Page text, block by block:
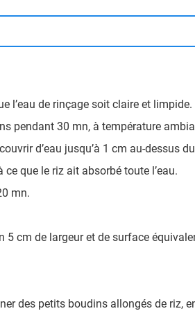
l’eau de rinçage soit claire et limpide.
pendant 30 mn, à température
d’eau jusqu’à 1 cm au-dessus
que le riz ait absorbé toute l’eau.
mn.
5 cm de largeur et de surface
des petits boudins allongés de riz,